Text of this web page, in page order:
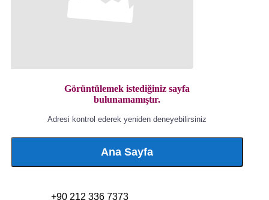
Görüntülemek istediğiniz sayfa
bulunamamıştır.
Adresi kontrol ederek yeniden deneyebilirsiniz
Ana Sayfa
+90 212 336 7373